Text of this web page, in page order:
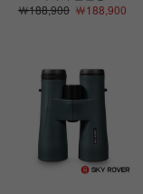
￦188,900￦188,900